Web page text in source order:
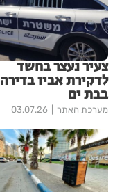
צעיר נעצר בחשד
לדקירת אביו בדירה
בבת ים
מערכת האתר 03.07.26